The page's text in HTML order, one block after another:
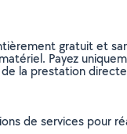
gratuit et
Payez
la prestation
de services pour